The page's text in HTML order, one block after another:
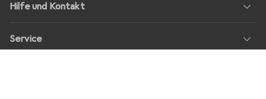
Hilfe und Kontakt
Service